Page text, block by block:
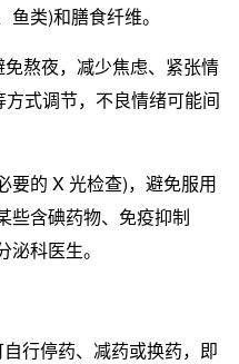
类)和膳食纤维。
熬夜，减少焦虑、紧张情
式调节，不良情绪可能间
的 X 光检查)，避免服用
些含碘药物、免疫抑制
科医生。
行停药、减药或换药，即